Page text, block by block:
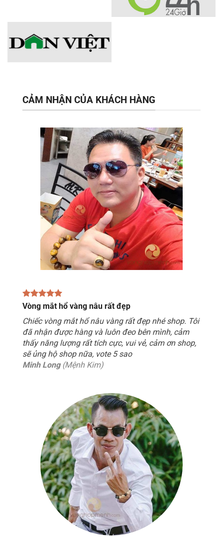
CẢM NHẬN CỦA KHÁCH HÀNG
Vòng mắt hổ vàng nâu rất đẹp
Chiếc vòng mắt hổ nâu vàng rất đẹp nhé shop. Tôi
đã nhận được hàng và luôn đeo bên mình, cảm
thấy năng lượng rất tích cực, vui vẻ, cảm ơn shop,
sẽ ủng hộ shop nữa, vote 5 sao
Minh Long (Mệnh Kim)